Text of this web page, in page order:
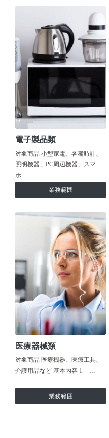
電子製品類
対象商品 小型家電、各種時計、
照明機器、PC周辺機器、スマ
ホ…
業務範囲
医療器械類
対象商品 医療機器、医療工具、
介護用品など 基本内容 1. …
業務範囲